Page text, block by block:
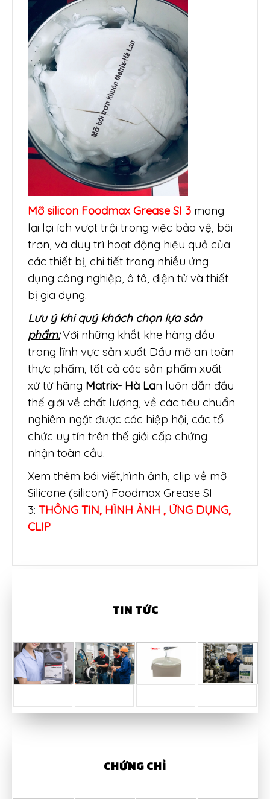
Mỡ silicon Foodmax Grease SI 3 mang
lại lợi ích vượt trội trong việc bảo vệ, bôi
trơn, và duy trì hoạt động hiệu quả của
các thiết bị, chi tiết trong nhiều ứng
dụng công nghiệp, ô tô, điện tử và thiết
bị gia dụng.
Lưu ý khi quý khách chọn lựa sản
phẩm:Với những khắt khe hàng đầu
trong lĩnh vực sản xuất Dầu mỡ an toàn
thực phẩm, tất cả các sản phẩm xuất
xứ từ hãng Matrix- Hà Lan luôn dẫn đầu
thế giới về chất lượng, về các tiêu chuẩn
nghiêm ngặt được các hiệp hội, các tổ
chức uy tín trên thế giới cấp chứng
nhận toàn cầu.
Xem thêm bái viết,hình ảnh, clip về mỡ
Silicone (silicon) Foodmax Grease SI
3: THÔNG TIN, HÌNH ẢNH , ỨNG DỤNG,
CLIP
TIN TỨC
CHỨNG CHỈ